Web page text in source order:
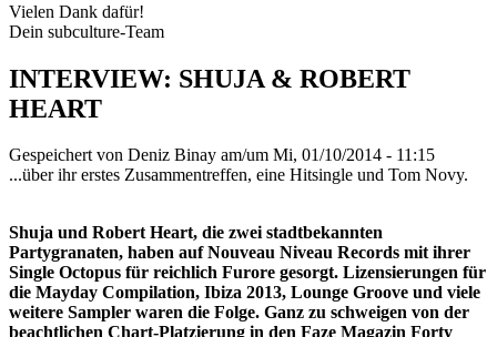
Vielen Dank dafür!
Dein subculture-Team
INTERVIEW: SHUJA & ROBERT
HEART
Gespeichert von Deniz Binay am/um Mi, 01/10/2014 - 11:15
...über ihr erstes Zusammentreffen, eine Hitsingle und Tom Novy.
Shuja und Robert Heart, die zwei stadtbekannten
Partygranaten, haben auf Nouveau Niveau Records mit ihrer
Single Octopus für reichlich Furore gesorgt. Lizensierungen für
die Mayday Compilation, Ibiza 2013, Lounge Groove und viele
weitere Sampler waren die Folge. Ganz zu schweigen von der
beachtlichen Chart-Platzierung in den Faze Magazin Forty